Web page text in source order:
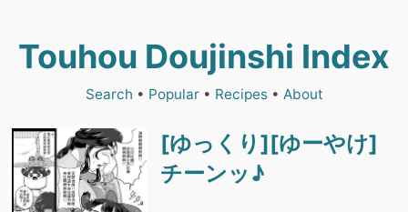
Touhou Doujinshi Index
Search • Popular• Recipes• About
[ゆっくり][ゆーやけ]
チーンッ♪